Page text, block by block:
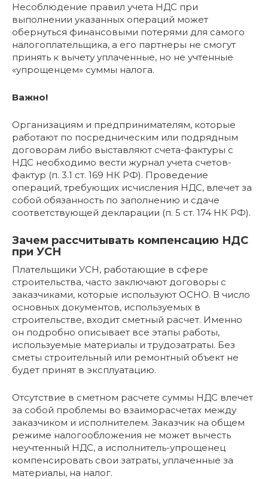
Несоблюдение правил учета НДС при
выполнении указанных операций может
обернуться финансовыми потерями для самого
налогоплательщика, а его партнеры не смогут
принять к вычету уплаченные, но не учтенные
«упрощенцем» суммы налога.
Важно!
Организациям и предпринимателям, которые
работают по посредническим или подрядным
договорам либо выставляют счета-фактуры с
НДС необходимо вести журнал учета счетов-
фактур (п. 3.1 ст. 169 НК РФ). Проведение
операций, требующих исчисления НДС, влечет за
собой обязанность по заполнению и сдаче
соответствующей декларации (п. 5 ст. 174 НК РФ).
Зачем рассчитывать компенсацию НДС
при УСН
Плательщики УСН, работающие в сфере
строительства, часто заключают договоры с
заказчиками, которые используют ОСНО. В число
основных документов, используемых в
строительстве, входит сметный расчет. Именно
он подробно описывает все этапы работы,
используемые материалы и трудозатраты. Без
сметы строительный или ремонтный объект не
будет принят в эксплуатацию.
Отсутствие в сметном расчете суммы НДС влечет
за собой проблемы во взаиморасчетах между
заказчиком и исполнителем. Заказчик на общем
режиме налогообложения не может вычесть
неучтенный НДС, а исполнитель-упрощенец
компенсировать свои затраты, уплаченные за
материалы, на налог.